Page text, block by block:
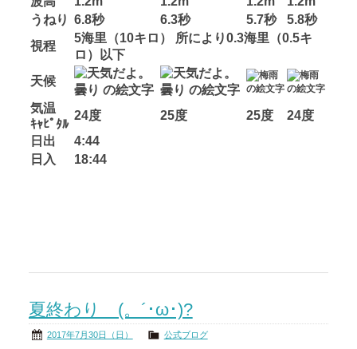
うねり 6.8秒 6.3秒 5.7秒
5.8秒
視程
5海里（10キロ） 所により0.3海里（0.5キ
ロ）以下
天候
気温
ｷｬﾋﾟﾀﾙ
24度 25度 25度
24度
日出
4:44
日入
18:44
夏終わり (。´･ω･)?
2017年7月30日（日） 公式ブログ